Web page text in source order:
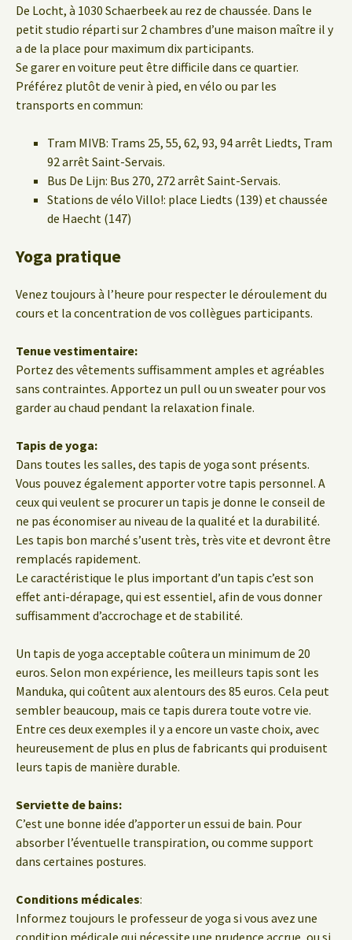
De Locht, à 1030 Schaerbeek au rez de chaussée. Dans le
petit studio réparti sur 2 chambres d’une maison maître il y
a de la place pour maximum dix participants.
Se garer en voiture peut être difficile dans ce quartier.
Préférez plutôt de venir à pied, en vélo ou par les
transports en commun:
Tram MIVB: Trams 25, 55, 62, 93, 94 arrêt Liedts, Tram
92 arrêt Saint-Servais.
Bus De Lijn: Bus 270, 272 arrêt Saint-Servais.
Stations de vélo Villo!: place Liedts (139) et chaussée
de Haecht (147)
Yoga pratique
Venez toujours à l’heure pour respecter le déroulement du
cours et la concentration de vos collègues participants.
Tenue vestimentaire:
Portez des vêtements suffisamment amples et agréables
sans contraintes. Apportez un pull ou un sweater pour vos
garder au chaud pendant la relaxation finale.
Tapis de yoga:
Dans toutes les salles, des tapis de yoga sont présents.
Vous pouvez également apporter votre tapis personnel. A
ceux qui veulent se procurer un tapis je donne le conseil de
ne pas économiser au niveau de la qualité et la durabilité.
Les tapis bon marché s’usent très, très vite et devront être
remplacés rapidement.
Le caractéristique le plus important d’un tapis c’est son
effet anti-dérapage, qui est essentiel, afin de vous donner
suffisamment d’accrochage et de stabilité.
Un tapis de yoga acceptable coûtera un minimum de 20
euros. Selon mon expérience, les meilleurs tapis sont les
Manduka, qui coûtent aux alentours des 85 euros. Cela peut
sembler beaucoup, mais ce tapis durera toute votre vie.
Entre ces deux exemples il y a encore un vaste choix, avec
heureusement de plus en plus de fabricants qui produisent
leurs tapis de manière durable.
Serviette de bains:
C’est une bonne idée d’apporter un essui de bain. Pour
absorber l’éventuelle transpiration, ou comme support
dans certaines postures.
Conditions médicales:
Informez toujours le professeur de yoga si vous avez une
condition médicale qui nécessite une prudence accrue, ou si